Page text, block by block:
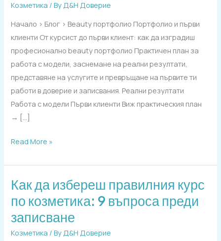
Козметика / By Д&Н Доверие
Начало › Блог › Beauty портфолио Портфолио и първи
клиенти От курсист до първи клиент: как да изградиш
професионално beauty портфолио Практичен план за
работа с модели, заснемане на реални резултати,
представяне на услугите и превръщане на първите ти
работи в доверие и записвания. Реални резултати
Работа с модели Първи клиенти Виж практическия план
→ […]
клиент:
как
да
изградиш
професионално
beauty
портфолио
Read More »
Как да избереш правилния курс
по козметика: 9 въпроса преди
записване
Козметика / ByД&Н Доверие
Как
избереш
правилния
курс